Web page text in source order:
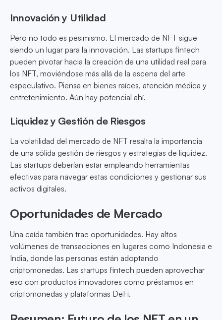
Innovación y Utilidad
Pero no todo es pesimismo. El mercado de NFT sigue
siendo un lugar para la innovación. Las startups fintech
pueden pivotar hacia la creación de una utilidad real para
los NFT, moviéndose más allá de la escena del arte
especulativo. Piensa en bienes raíces, atención médica y
entretenimiento. Aún hay potencial ahí.
Liquidez y Gestión de Riesgos
La volatilidad del mercado de NFT resalta la importancia
de una sólida gestión de riesgos y estrategias de liquidez.
Las startups deberían estar empleando herramientas
efectivas para navegar estas condiciones y gestionar sus
activos digitales.
Oportunidades de Mercado
Una caída también trae oportunidades. Hay altos
volúmenes de transacciones en lugares como Indonesia e
India, donde las personas están adoptando
criptomonedas. Las startups fintech pueden aprovechar
eso con productos innovadores como préstamos en
criptomonedas y plataformas DeFi.